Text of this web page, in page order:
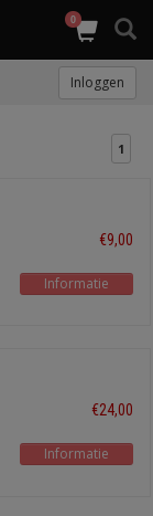
0
Inloggen
1
€9,00
Informatie
€24,00
Informatie